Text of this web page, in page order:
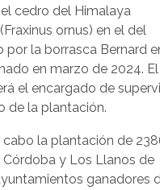
cedro del Himalaya
ornus) en el del
por la borrasca Bernard
en marzo de 2024. El
el encargado de
de la plantación.
la plantación de
y Los Llanos de
ganadores